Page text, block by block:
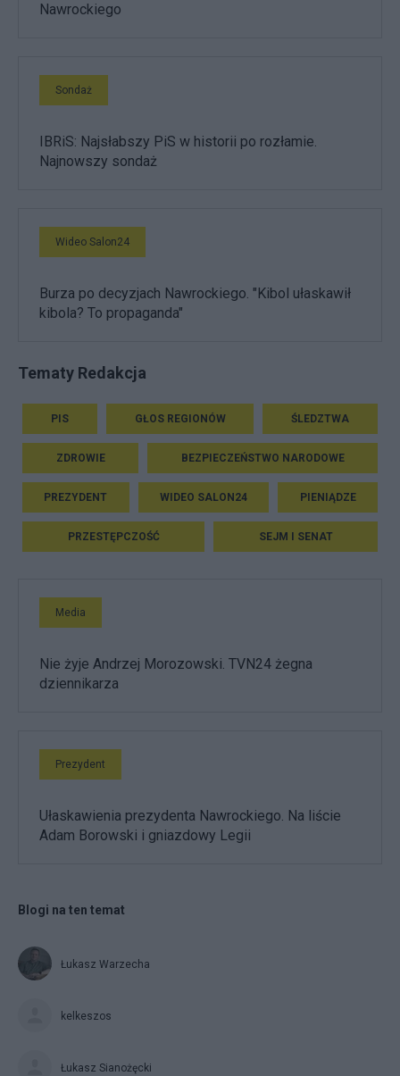
Nawrockiego
Sondaż
IBRiS: Najsłabszy PiS w historii po rozłamie.
Najnowszy sondaż
Wideo Salon24
Burza po decyzjach Nawrockiego. "Kibol ułaskawił
kibola? To propaganda"
Tematy Redakcja
PIS GŁOS REGIONÓW ŚLEDZTWA
ZDROWIE BEZPIECZEŃSTWO NARODOWE
PREZYDENT WIDEO SALON24 PIENIĄDZE
PRZESTĘPCZOŚĆ SEJM I SENAT
Media
Nie żyje Andrzej Morozowski. TVN24 żegna
dziennikarza
Prezydent
Ułaskawienia prezydenta Nawrockiego. Na liście
Adam Borowski i gniazdowy Legii
Blogi na ten temat
Łukasz Warzecha
kelkeszos
Łukasz Sianożęcki